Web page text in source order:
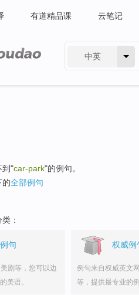
有道精品课 云笔记
中英
到"car-park"的例句。
的全部例句
：
句
剧等，您可以边
美语。
权威例
例句来自权威英文
等，提供最专业的例